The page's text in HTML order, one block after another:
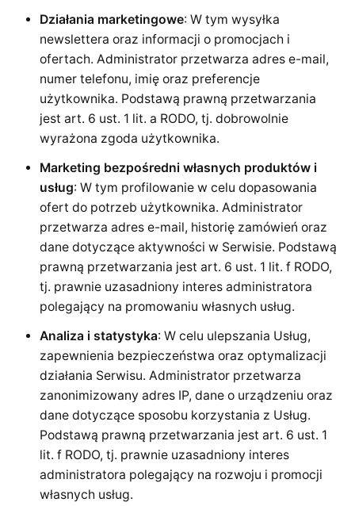
Działania marketingowe: W tym wysyłka
newslettera oraz informacji o promocjach i
ofertach. Administrator przetwarza adres e-mail,
numer telefonu, imię oraz preferencje
użytkownika. Podstawą prawną przetwarzania
jest art. 6 ust. 1 lit. a RODO, tj. dobrowolnie
wyrażona zgoda użytkownika.
Marketing bezpośredni własnych produktów i
usług: W tym profilowanie w celu dopasowania
ofert do potrzeb użytkownika. Administrator
przetwarza adres e-mail, historię zamówień oraz
dane dotyczące aktywności w Serwisie. Podstawą
prawną przetwarzania jest art. 6 ust. 1 lit. f RODO,
tj. prawnie uzasadniony interes administratora
polegający na promowaniu własnych usług.
Analiza i statystyka: W celu ulepszania Usług,
zapewnienia bezpieczeństwa oraz optymalizacji
działania Serwisu. Administrator przetwarza
zanonimizowany adres IP, dane o urządzeniu oraz
dane dotyczące sposobu korzystania z Usług.
Podstawą prawną przetwarzania jest art. 6 ust. 1
lit. f RODO, tj. prawnie uzasadniony interes
administratora polegający na rozwoju i promocji
własnych usług.